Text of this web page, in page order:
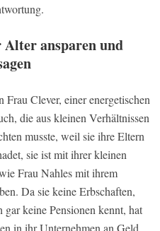
ansparen und
Clever, einer energetischen
die aus kleinen Verhältnissen
musste, weil sie ihre Eltern
sie ist mit ihrer kleinen
Frau Nahles mit ihrem
Da sie keine Erbschaften,
gar keine Pensionen kennt, hat
in ihr Unternehmen an Geld